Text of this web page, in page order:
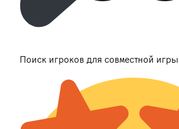
Поиск игроков для совместной игры